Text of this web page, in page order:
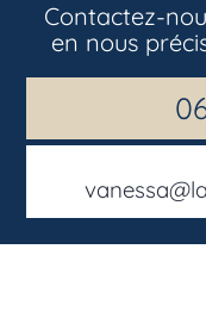
Contactez-
en nous